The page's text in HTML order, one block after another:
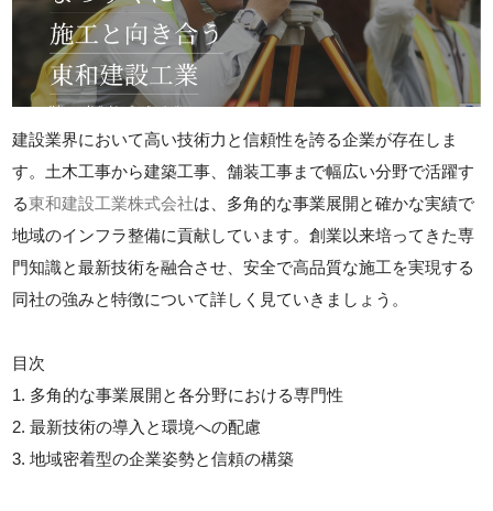
建設業界において高い技術力と信頼性を誇る企業が存在しま
す。土木工事から建築工事、舗装工事まで幅広い分野で活躍す
る東和建設工業株式会社は、多角的な事業展開と確かな実績で
地域のインフラ整備に貢献しています。創業以来培ってきた専
門知識と最新技術を融合させ、安全で高品質な施工を実現する
同社の強みと特徴について詳しく見ていきましょう。
目次
1. 多角的な事業展開と各分野における専門性
2. 最新技術の導入と環境への配慮
3. 地域密着型の企業姿勢と信頼の構築